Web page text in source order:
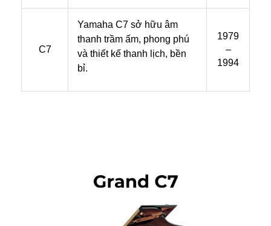
C7
Yamaha C7 sở hữu âm
thanh trầm ấm, phong phú
và thiết kế thanh lịch, bền
bỉ.
1979
–
1994